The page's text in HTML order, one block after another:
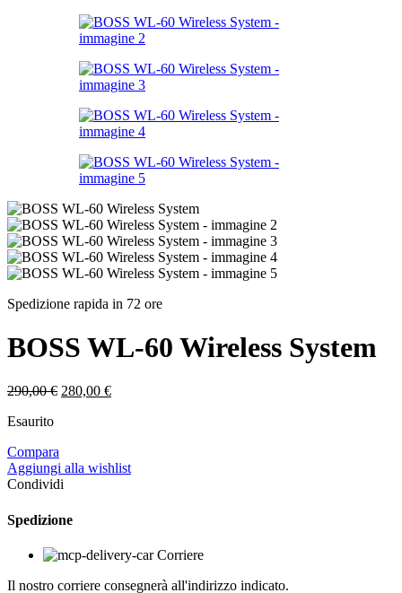
Spedizione rapida in 72 ore
BOSS WL-60 Wireless System
290,00€ Il
280,00 €Il
Esaurito
Compara
Aggiungi alla wishlist
Condividi
Spedizione
Corriere
Il nostro corriere consegnerà all'indirizzo indicato.